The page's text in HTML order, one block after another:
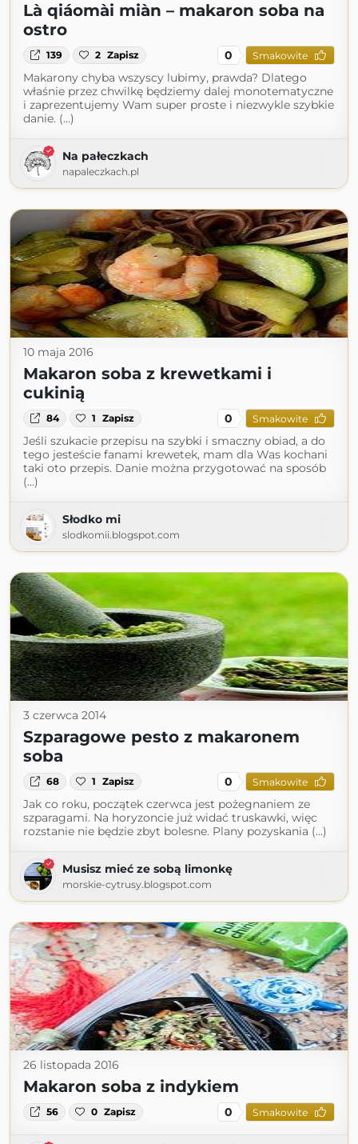
Là qiáomài miàn – makaron soba na
ostro
139 2 Zapisz 0 Smakowite
Makarony chyba wszyscy lubimy, prawda? Dlatego
właśnie przez chwilkę będziemy dalej monotematyczne
i zaprezentujemy Wam super proste i niezwykle szybkie
danie. (...)
Na pałeczkach
napaleczkach.pl
10 maja 2016
Makaron soba z krewetkami i
cukinią
84 1 Zapisz 0 Smakowite
Jeśli szukacie przepisu na szybki i smaczny obiad, a do
tego jesteście fanami krewetek, mam dla Was kochani
taki oto przepis. Danie można przygotować na sposób
(...)
Słodko mi
slodkomii.blogspot.com
3 czerwca 2014
Szparagowe pesto z makaronem
soba
68 1 Zapisz 0 Smakowite
Jak co roku, początek czerwca jest pożegnaniem ze
szparagami. Na horyzoncie już widać truskawki, więc
rozstanie nie będzie zbyt bolesne. Plany pozyskania (...)
Musisz mieć ze sobą limonkę
morskie-cytrusy.blogspot.com
26 listopada 2016
Makaron soba z indykiem
56 0 Zapisz 0 Smakowite